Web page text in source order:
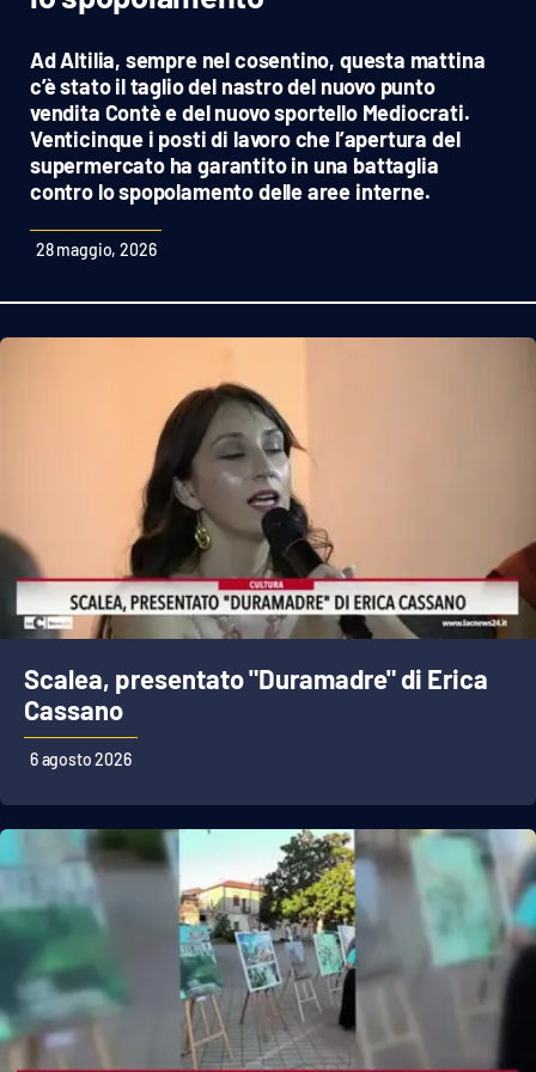
Sanità
Sport
Cultura
Podcast
Meteo
Cultura
Politica
Sanità
Società
Sport
RUBRICHE
Good Morning Vietnam
Ad Altilia, sempre nel cosentino, questa mattina
c’è stato il taglio del nastro del nuovo punto
vendita Contè e del nuovo sportello Mediocrati.
Venticinque i posti di lavoro che l’apertura del
supermercato ha garantito in una battaglia
contro lo spopolamento delle aree interne.
28 maggio, 2026
Scalea, presentato "Duramadre" di Erica
Cassano
6 agosto 2026